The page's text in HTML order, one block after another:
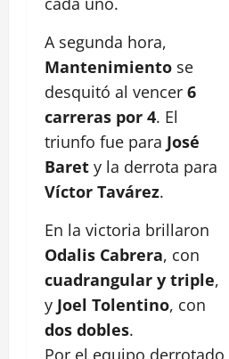
A segunda hora,
Mantenimiento se
desquitó al vencer 6
carreras por 4. El
triunfo fue para José
Baret y la derrota para
Víctor Tavárez.
En la victoria brillaron
Odalis Cabrera, con
cuadrangular y triple,
y Joel Tolentino, con
dos dobles.
Por el equipo derrotado,